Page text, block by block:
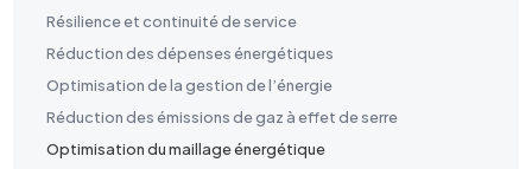
Résilience et continuité de service
Réduction des dépenses énergétiques
Optimisation de la gestion de l’énergie
Réduction des émissions de gaz à effet de serre
Optimisation du maillage énergétique